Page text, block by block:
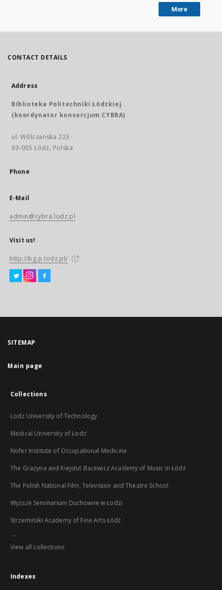
More
CONTACT DETAILS
Address
Biblioteka Politechniki Łódzkiej
(koordynator konsorcjum CYBRA)
ul. Wólczańska 223
93-005 Łódź, Polska
Phone
E-Mail
admin@cybra.lodz.pl
Visit us!
http://bg.p.lodz.pl/
SITEMAP
Main page
Collections
Lodz University of Technology
Medical University of Lodz
Nofer Institute of Occupational Medicine
The Grażyna and Kiejstut Bacewicz Academy of Music in Łódź
The Polish National Film, Television and Theatre School
Wyższe Seminarium Duchowne w Łodzi
Strzemiński Academy of Fine Arts Łódź
...
View all collections
Indexes